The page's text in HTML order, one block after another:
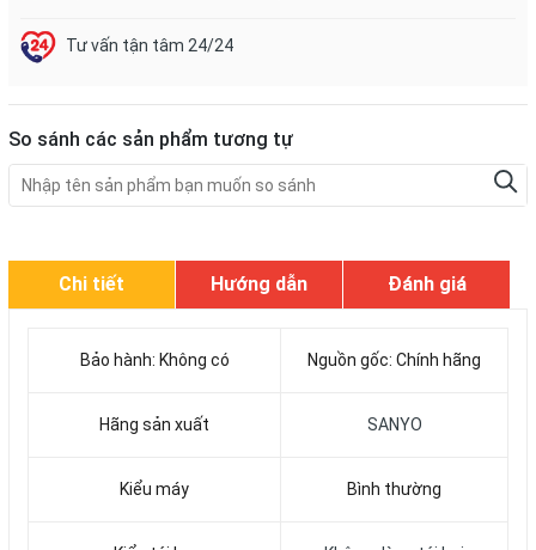
Tư vấn tận tâm 24/24
So sánh các sản phẩm tương tự
Chi tiết Hướng dẫn Đánh giá
Bảo hành: Không có Nguồn gốc: Chính hãng
Hãng sản xuất SANYO
Kiểu máy Bình thường